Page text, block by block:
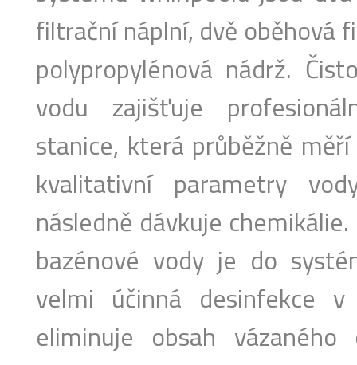
filtrační náplní, dvě oběhová
polypropylénová nádrž.
vodu zajišťuje
stanice, která průběžně
kvalitativní parametry
následně dávkuje
bazénové vody je do
velmi účinná desinfekce
eliminuje obsah